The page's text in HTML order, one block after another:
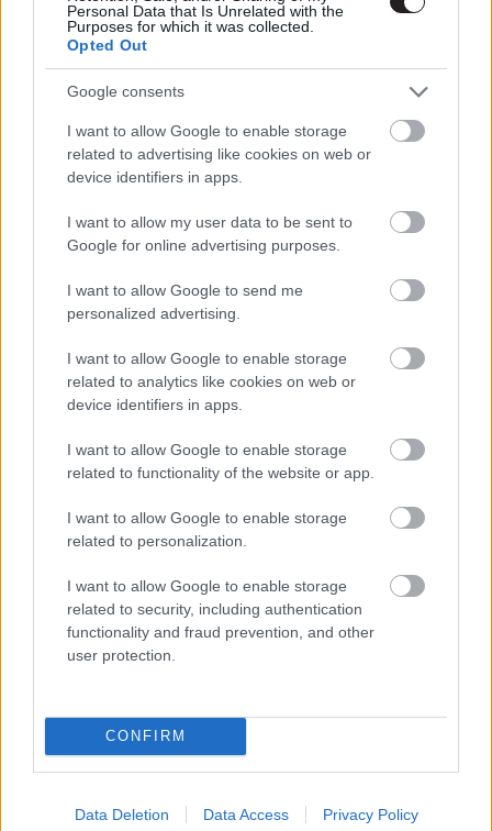
Personal Data that Is Unrelated with the
Purposes for which it was collected.
Opted Out
Google consents
I want to allow Google to enable storage
related to advertising like cookies on web or
device identifiers in apps.
I want to allow my user data to be sent to
Google for online advertising purposes.
I want to allow Google to send me
personalized advertising.
I want to allow Google to enable storage
related to analytics like cookies on web or
device identifiers in apps.
I want to allow Google to enable storage
related to functionality of the website or app.
I want to allow Google to enable storage
related to personalization.
I want to allow Google to enable storage
related to security, including authentication
functionality and fraud prevention, and other
user protection.
CONFIRM
Data Deletion Data Access Privacy Policy
Az Arcane és a Cyberpunk:
Edgerunners után újabb
videojátékos sorozat hódíthat
Hír | 2022.12.15 16:00
Ha szeretted a Cyberpunk:
Edgerunnerst, ennek a hírnek nem
fogsz örülni
Érdemes megnézni a Cyberpunk:
gsplus.hu| 2022.09.23 14:00
Cyberpunk: Edgerunners kritika -
gsplus.hu| 2022.09.21 21:01
Edgerunners - 1. évad
Ezekre a 2022-es sorozatokra
mindenképp érdemes lesz időt
szánni
Fullasztó előzetest kapott a
Cyberpunk: Edgerunner
Hír| 2022.08.05 08:00
Ezeket a videojátékos filmeket és